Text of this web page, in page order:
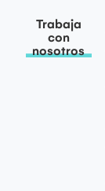
Trabaja
con
nosotros